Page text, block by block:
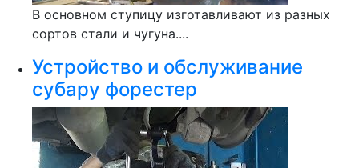
В основном ступицу изготавливают из разных
сортов стали и чугуна....
Устройство и обслуживание
субару форестер